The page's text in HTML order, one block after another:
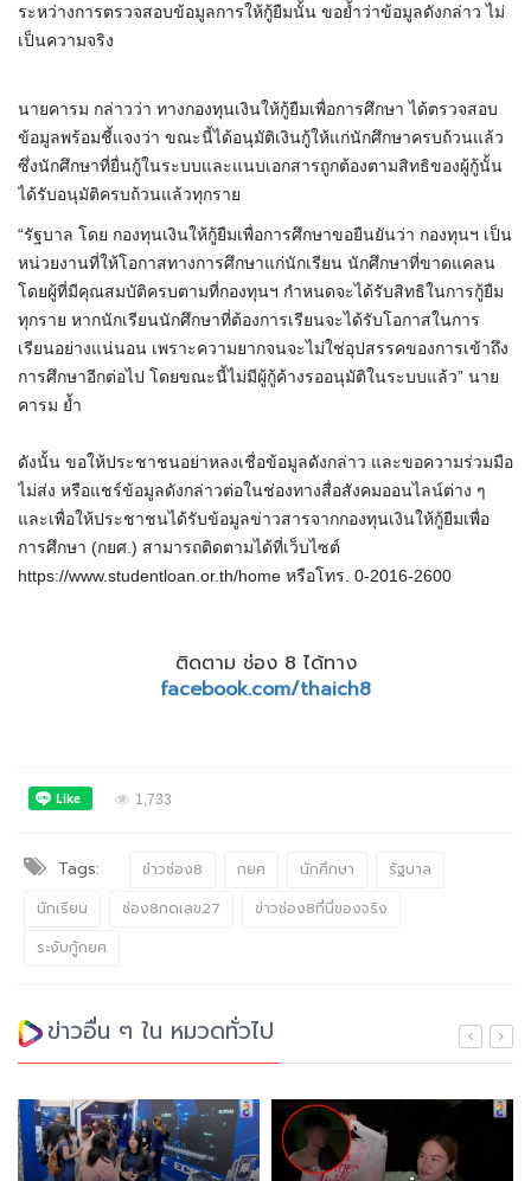
ระหว่างการตรวจสอบข้อมูลการให้กู้ยืมนั้น ขอย้ำว่าข้อมูลดังกล่าว ไม่
เป็นความจริง
นายคารม กล่าวว่า ทางกองทุนเงินให้กู้ยืมเพื่อการศึกษา ได้ตรวจสอบ
ข้อมูลพร้อมชี้แจงว่า ขณะนี้ได้อนุมัติเงินกู้ให้แก่นักศึกษาครบถ้วนแล้ว
ซึ่งนักศึกษาที่ยื่นกู้ในระบบและแนบเอกสารถูกต้องตามสิทธิของผู้กู้นั้น
ได้รับอนุมัติครบถ้วนแล้วทุกราย
“รัฐบาล โดย กองทุนเงินให้กู้ยืมเพื่อการศึกษาขอยืนยันว่า กองทุนฯ เป็น
หน่วยงานที่ให้โอกาสทางการศึกษาแก่นักเรียน นักศึกษาที่ขาดแคลน
โดยผู้ที่มีคุณสมบัติครบตามที่กองทุนฯ กำหนดจะได้รับสิทธิในการกู้ยืม
ทุกราย หากนักเรียนนักศึกษาที่ต้องการเรียนจะได้รับโอกาสในการ
เรียนอย่างแน่นอน เพราะความยากจนจะไม่ใช่อุปสรรคของการเข้าถึง
การศึกษาอีกต่อไป โดยขณะนี้ไม่มีผู้กู้ค้างรออนุมัติในระบบแล้ว” นาย
คารม ย้ำ
ดังนั้น ขอให้ประชาชนอย่าหลงเชื่อข้อมูลดังกล่าว และขอความร่วมมือ
ไม่ส่ง หรือแชร์ข้อมูลดังกล่าวต่อในช่องทางสื่อสังคมออนไลน์ต่าง ๆ
และเพื่อให้ประชาชนได้รับข้อมูลข่าวสารจากกองทุนเงินให้กู้ยืมเพื่อ
การศึกษา (กยศ.) สามารถติดตามได้ที่เว็บไซต์
https://www.studentloan.or.th/home หรือโทร. 0-2016-2600
ติดตาม ช่อง 8 ได้ทาง
facebook.com/thaich8
1,733
Tags: ข่าวช่อง8 กยศ นักศึกษา
รัฐบาล
นักเรียน
ช่อง8กดเลข27
ข่าวช่อง8ที่นี่ของจริง
ระงับกู้กยศ
ข่าวอื่น ๆ ใน หมวดทั่วไป